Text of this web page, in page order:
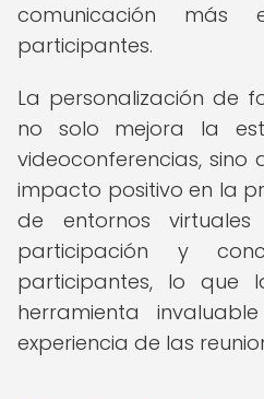
comunicación más
participantes.
La personalización de
no solo mejora la
videoconferencias, sino
impacto positivo en la
de entornos
participación y
participantes, lo que
herramienta
experiencia de las